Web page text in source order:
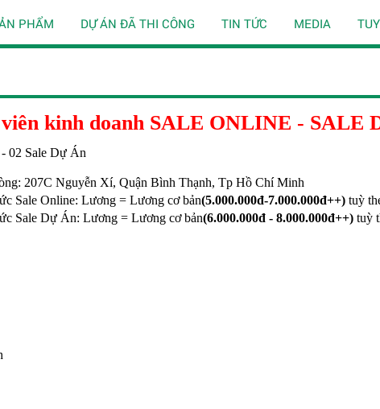
PHẨM DỰ ÁN ĐÃ THI CÔNG TIN TỨC MEDIA
kinh doanh SALE ONLINE - SALE
02 Sale Dự Án
207C Nguyễn Xí, Quận Bình Thạnh, Tp Hồ Chí Minh
Sale Online: Lương = Lương cơ bản(5.000.000đ-7.000.000đ++) tuỳ
Sale Dự Án: Lương = Lương cơ bản(6.000.000đ - 8.000.000đ++) tuỳ